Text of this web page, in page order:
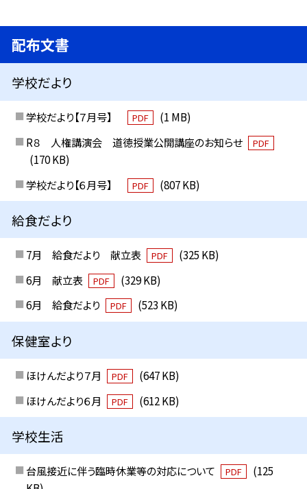
配布文書
学校だより
学校だより【７月号】 PDF
(1 MB)
R８ 人権講演会 道徳授業公開講座のお知らせ
PDF
(170 KB)
学校だより【６月号】
PDF (807 KB)
給食だより
7月 給食だより 献立表 PDF
(325 KB)
6月 献立表
PDF
(329 KB)
6月 給食だより
PDF (523 KB)
保健室より
ほけんだより７月 PDF
(647 KB)
ほけんだより６月
PDF (612 KB)
学校生活
台風接近に伴う臨時休業等の対応について PDF
(125